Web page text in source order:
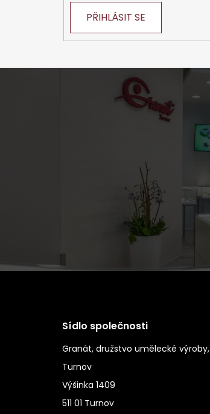
PŘIHLÁSIT SE
Sídlo společnosti
Granát, družstvo umělecké výroby,
Turnov
Výšinka 1409
511 01 Turnov